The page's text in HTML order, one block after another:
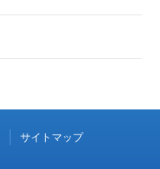
サイトマップ